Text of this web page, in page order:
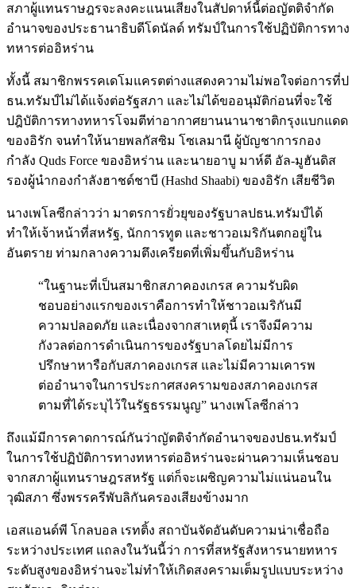
สภาผู้แทนราษฎรจะลงคะแนนเสียงในสัปดาห์นี้ต่อญัตติจำกัด
อำนาจของประธานาธิบดีโดนัลด์ ทรัมป์ในการใช้ปฏิบัติการทาง
ทหารต่ออิหร่าน
ทั้งนี้ สมาชิกพรรคเดโมแครตต่างแสดงความไม่พอใจต่อการที่ป
ธน.ทรัมป์ไม่ได้แจ้งต่อรัฐสภา และไม่ได้ขออนุมัติก่อนที่จะใช้
ปฎิบัติการทางทหารโจมตีท่าอากาศยานนานาชาติกรุงแบกแดด
ของอิรัก จนทำให้นายพลกัสซิม โซเลมานี ผู้บัญชาการกอง
กำลัง Quds Force ของอิหร่าน และนายอาบู มาห์ดี อัล-มูฮันดิส
รองผู้นำกองกำลังฮาชด์ชาบี (Hashd Shaabi) ของอิรัก เสียชีวิต
นางเพโลซีกล่าวว่า มาตรการยั่วยุของรัฐบาลปธน.ทรัมป์ได้
ทำให้เจ้าหน้าที่สหรัฐ, นักการทูต และชาวอเมริกันตกอยู่ใน
อันตราย ท่ามกลางความตึงเครียดที่เพิ่มขึ้นกับอิหร่าน
“ในฐานะที่เป็นสมาชิกสภาคองเกรส ความรับผิด
ชอบอย่างแรกของเราคือการทำให้ชาวอเมริกันมี
ความปลอดภัย และเนื่องจากสาเหตุนี้ เราจึงมีความ
กังวลต่อการดำเนินการของรัฐบาลโดยไม่มีการ
ปรึกษาหารือกับสภาคองเกรส และไม่มีความเคารพ
ต่ออำนาจในการประกาศสงครามของสภาคองเกรส
ตามที่ได้ระบุไว้ในรัฐธรรมนูญ” นางเพโลซีกล่าว
ถึงแม้มีการคาดการณ์กันว่าญัตติจำกัดอำนาจของปธน.ทรัมป์
ในการใช้ปฏิบัติการทางทหารต่ออิหร่านจะผ่านความเห็นชอบ
จากสภาผู้แทนราษฎรสหรัฐ แต่ก็จะเผชิญความไม่แน่นอนใน
วุฒิสภา ซึ่งพรรครีพับลิกันครองเสียงข้างมาก
เอสแอนด์พี โกลบอล เรทติ้ง สถาบันจัดอันดับความน่าเชื่อถือ
ระหว่างประเทศ แถลงในวันนี้ว่า การที่สหรัฐสังหารนายทหาร
ระดับสูงของอิหร่านจะไม่ทำให้เกิดสงครามเต็มรูปแบบระหว่าง